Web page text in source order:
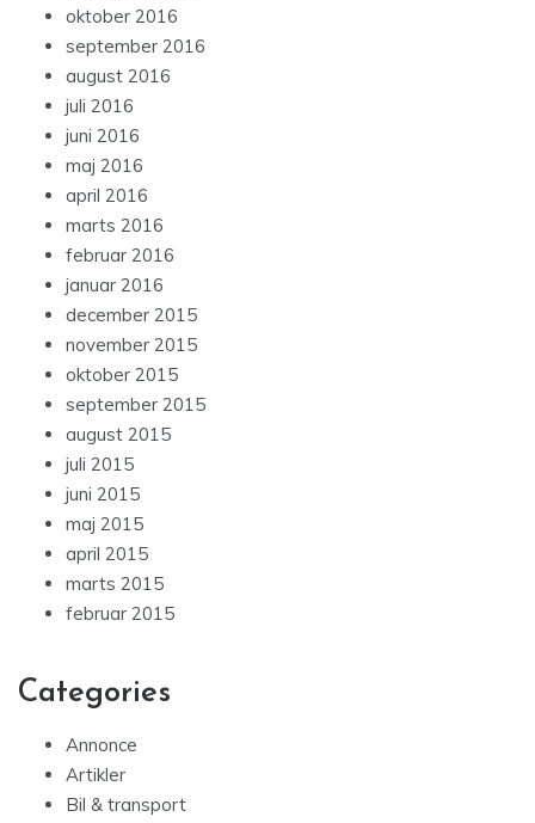
oktober 2016
september 2016
august 2016
juli 2016
juni 2016
maj 2016
april 2016
marts 2016
februar 2016
januar 2016
december 2015
november 2015
oktober 2015
september 2015
august 2015
juli 2015
juni 2015
maj 2015
april 2015
marts 2015
februar 2015
Categories
Annonce
Artikler
Bil & transport